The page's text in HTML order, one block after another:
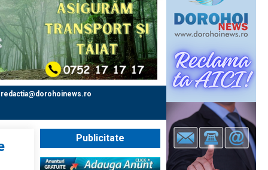
redactia@dorohoinews.ro
Publicitate